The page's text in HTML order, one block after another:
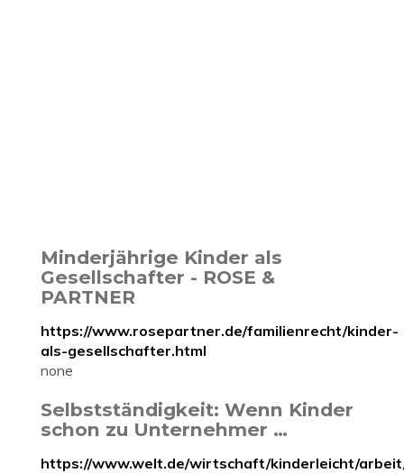
Minderjährige Kinder als
Gesellschafter - ROSE &
PARTNER
https://www.rosepartner.de/familienrecht/kinder-
als-gesellschafter.html
none
Selbstständigkeit: Wenn Kinder
schon zu Unternehmer …
https://www.welt.de/wirtschaft/kinderleicht/